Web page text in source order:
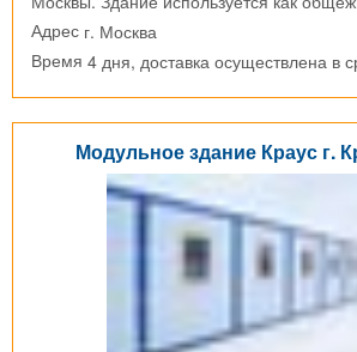
Адрес г. Москва
Время 4 дня, доставка осуществлена в
Модульное здание Краус г.